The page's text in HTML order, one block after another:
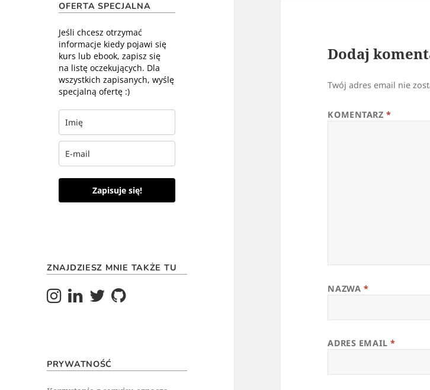
OFERTA SPECJALNA
Jeśli chcesz otrzymać
informacje kiedy pojawi się
kurs lub ebook, zapisz się
na listę oczekujących. Dla
wszystkich zapisanych, wyślę
specjalną ofertę :)
Zapisuje się!
ZNAJDZIESZ MNIE TAKŻE TU
PRYWATNOŚĆ
Dodaj
Twój adres email nie
KOMENTARZ*
NAZWA *
ADRES EMAIL*